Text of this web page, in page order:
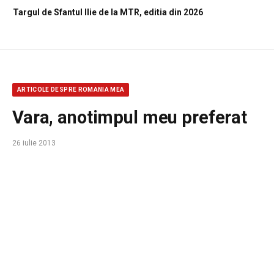
Targul de Sfantul Ilie de la MTR, editia din 2026
ARTICOLE DESPRE ROMANIA MEA
Vara, anotimpul meu preferat
26 iulie 2013